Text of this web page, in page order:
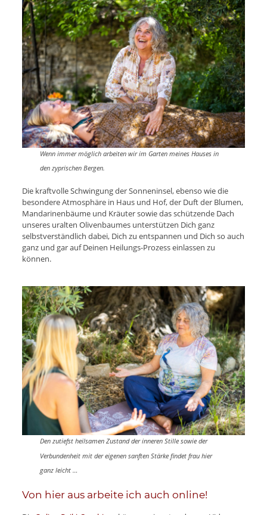
Wenn immer möglich arbeiten wir im Garten meines Hauses in
den zyprischen Bergen.
Die kraftvolle Schwingung der Sonneninsel, ebenso wie die
besondere Atmosphäre in Haus und Hof, der Duft der Blumen,
Mandarinenbäume und Kräuter sowie das schützende Dach
unseres uralten Olivenbaumes unterstützen Dich ganz
selbstverständlich dabei, Dich zu entspannen und Dich so auch
ganz und gar auf Deinen Heilungs-Prozess einlassen zu
können.
Den zutiefst heilsamen Zustand der inneren Stille sowie der
Verbundenheit mit der eigenen sanften Stärke findet frau hier
ganz leicht …
Von hier aus arbeite ich auch online!